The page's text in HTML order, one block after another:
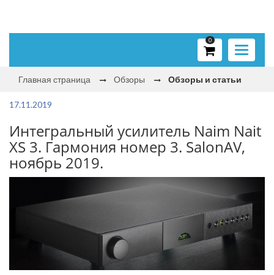
Toggle
0
Главная страница Обзоры Обзоры и статьи
17.11.2019
Интегральный усилитель Naim Nait
XS 3. Гармония номер 3. SalonAV,
ноябрь 2019.